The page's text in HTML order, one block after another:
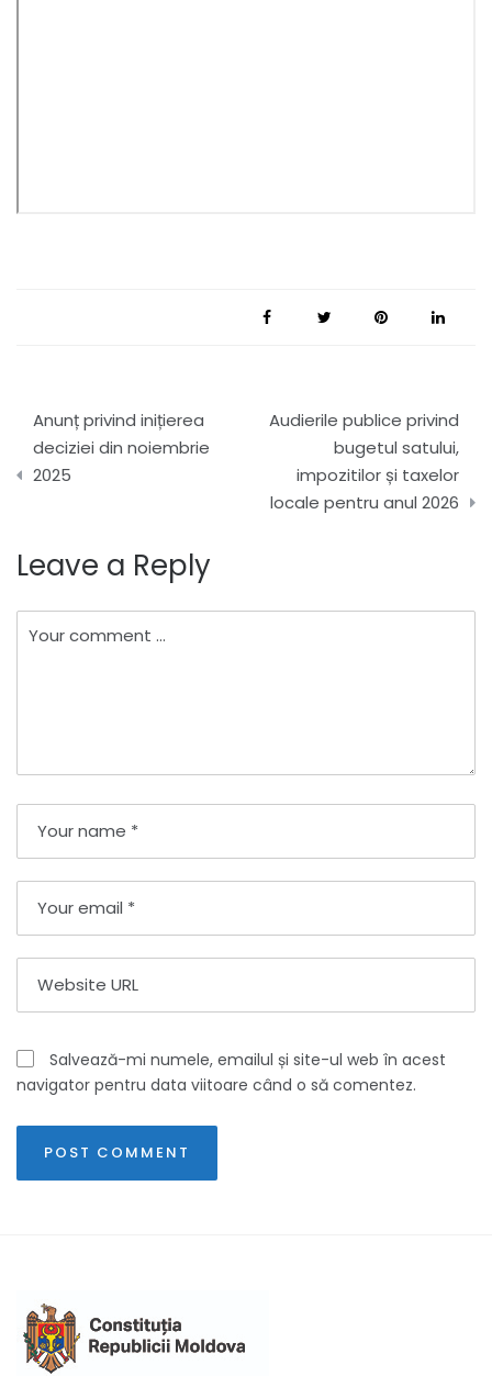
Navigare
în
articole
Anunț privind inițierea
deciziei din noiembrie
2025
Audierile publice privind
bugetul satului,
impozitilor și taxelor
locale pentru anul 2026
Leave a Reply
Salvează-mi numele, emailul și site-ul web în acest
navigator pentru data viitoare când o să comentez.